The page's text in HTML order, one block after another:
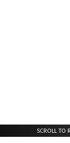
SCROLL TO